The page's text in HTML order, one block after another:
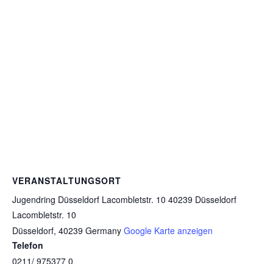
VERANSTALTUNGSORT
Jugendring Düsseldorf Lacombletstr. 10 40239 Düsseldorf
Lacombletstr. 10
Düsseldorf, 40239 Germany Google Karte anzeigen
Telefon
0211/ 975377 0